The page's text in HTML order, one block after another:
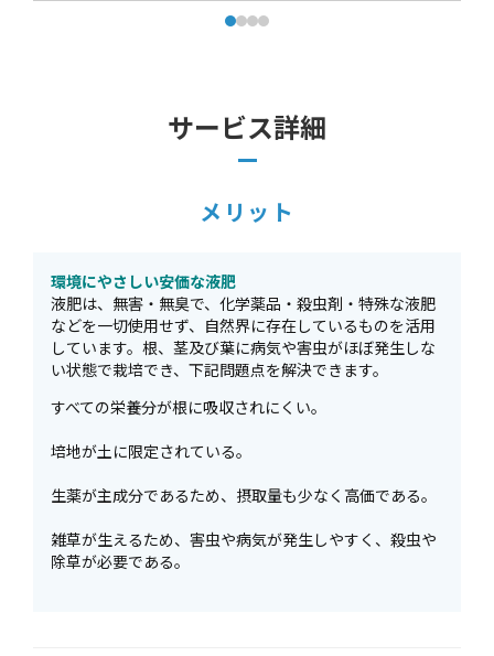
サービス詳細
メリット
環境にやさしい安価な液肥
液肥は、無害・無臭で、化学薬品・殺虫剤・特殊な液肥
などを一切使用せず、自然界に存在しているものを活用
しています。根、茎及び葉に病気や害虫がほぼ発生しな
い状態で栽培でき、下記問題点を解決できます。
すべての栄養分が根に吸収されにくい。
培地が土に限定されている。
生薬が主成分であるため、摂取量も少なく高価である。
雑草が生えるため、害虫や病気が発生しやすく、殺虫や
除草が必要である。